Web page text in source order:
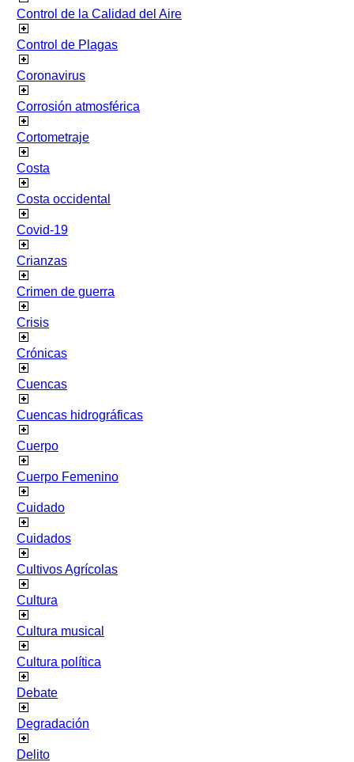
Control de la Calidad del Aire
Control de Plagas
Coronavirus
Corrosión atmosférica
Cortometraje
Costa
Costa occidental
Covid-19
Crianzas
Crimen de guerra
Crisis
Crónicas
Cuencas
Cuencas hidrográficas
Cuerpo
Cuerpo Femenino
Cuidado
Cuidados
Cultivos Agrícolas
Cultura
Cultura musical
Cultura política
Debate
Degradación
Delito